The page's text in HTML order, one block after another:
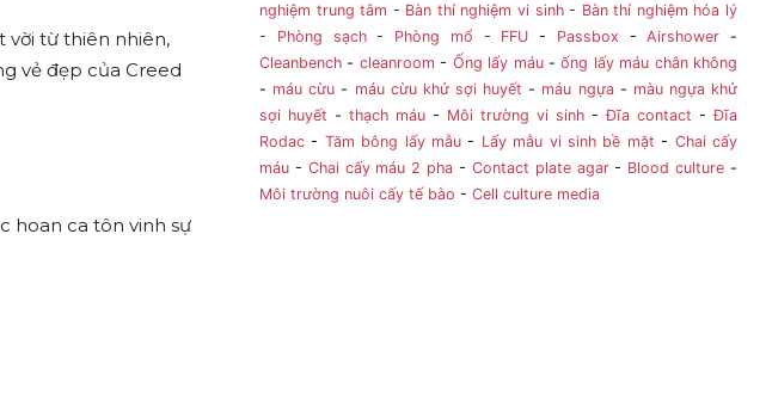
vời từ thiên nhiên,
vẻ đẹp của Creed
hoan ca tôn vinh sự
nghiệm trung tâm - Bàn thí nghiệm vi sinh- Bàn thí nghiệm hóa lý
- Phòng sạch- Phòng mổ - FFU - Passbox -Airshower -
Cleanbench - cleanroom - Ống lấy máu-ống lấy máu chân không
- máu cừu - máu cừu khử sợi huyết - máu ngựa- màu ngựa khử
sợi huyết - thạch máu - Môi trường vi sinh -Đĩa contact -Đĩa
Rodac - Tăm bông lấy mẫu - Lấy mẫu vi sinh bề mặt - Chai cấy
máu - Chai cấy máu 2 pha - Contact plate agar- Blood culture -
Môi trường nuôi cấy tế bào - Cell culture media